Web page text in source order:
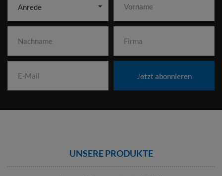
Anrede
Jetzt abonnieren
UNSERE PRODUKTE